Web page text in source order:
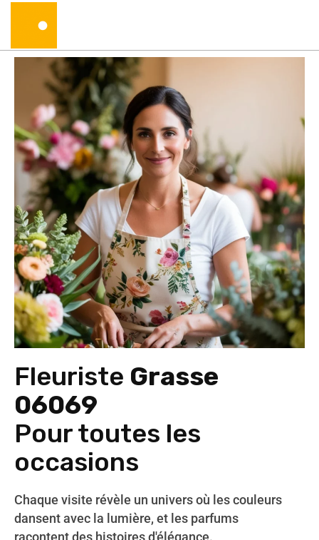
Fleuriste Grasse
06069
Pour toutes les
occasions
Chaque visite révèle un univers où les couleurs
dansent avec la lumière, et les parfums
racontent des histoires d'élégance.